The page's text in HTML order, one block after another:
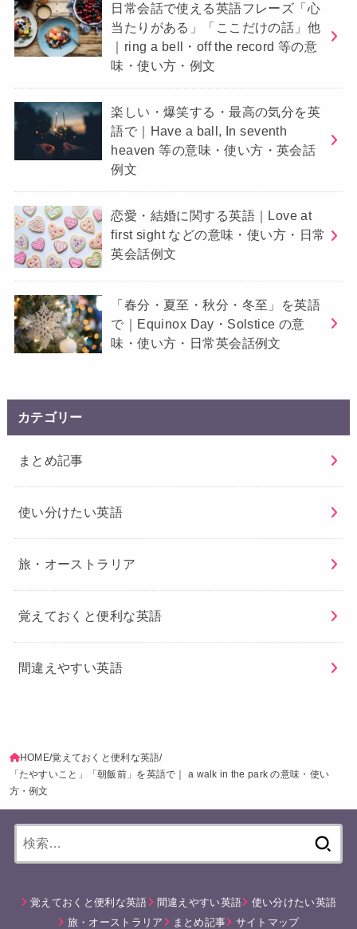
日常会話で使える英語フレーズ「心
当たりがある」「ここだけの話」他
｜ring a bell・off the record 等の意
味・使い方・例文
楽しい・爆笑する・最高の気分を英
語で｜Have a ball, In seventh
heaven 等の意味・使い方・英会話
例文
恋愛・結婚に関する英語｜Love at
first sight などの意味・使い方・日常
英会話例文
「春分・夏至・秋分・冬至」を英語
で｜Equinox Day・Solstice の意
味・使い方・日常英会話例文
カテゴリー
まとめ記事
使い分けたい英語
旅・オーストラリア
覚えておくと便利な英語
間違えやすい英語
HOME 覚えておくと便利な英語
「たやすいこと」「朝飯前」を英語で｜ a walk in the park の意味・使い
方・例文
覚えておくと便利な英語 間違えやすい英語
使い分けたい英語
旅・オーストラリア
まとめ記事 サイトマップ